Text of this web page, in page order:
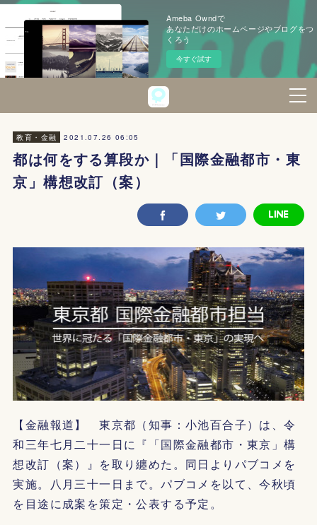
Ameba Owndで
あなただけのホームページやブログをつ
くろう
今すぐ試す
教育・金融 2021.07.26 06:05
都は何をする算段か｜「国際金融都市・東
京」構想改訂（案）
【金融報道】 東京都（知事：小池百合子）は、令
和三年七月二十一日に『「国際金融都市・東京」構
想改訂（案）』を取り纏めた。同日よりパブコメを
実施。八月三十一日まで。パブコメを以て、今秋頃
を目途に成案を策定・公表する予定。